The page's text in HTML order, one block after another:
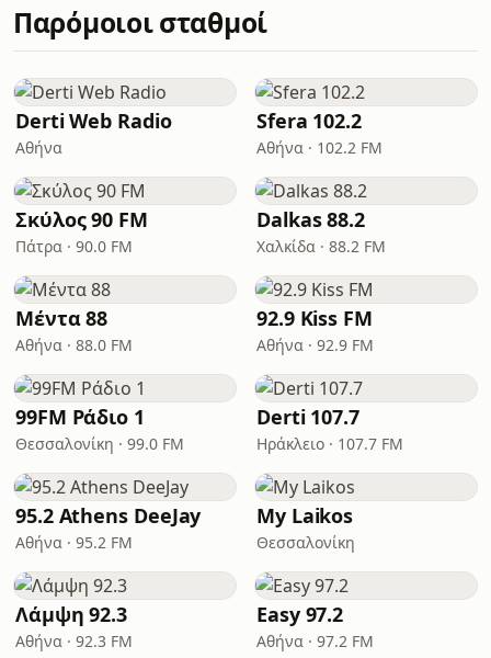
Παρόμοιοι σταθμοί
Derti Web Radio
Αθήνα
Sfera 102.2
Αθήνα · 102.2 FM
Σκύλος 90 FM
Πάτρα · 90.0 FM
Dalkas 88.2
Χαλκίδα · 88.2 FM
Μέντα 88
Αθήνα · 88.0 FM
92.9 Kiss FM
Αθήνα · 92.9 FM
99FM Ράδιο 1
Θεσσαλονίκη · 99.0 FM
Derti 107.7
Ηράκλειο · 107.7 FM
95.2 Athens DeeJay
Αθήνα · 95.2 FM
My Laikos
Θεσσαλονίκη
Λάμψη 92.3
Αθήνα · 92.3 FM
Easy 97.2
Αθήνα · 97.2 FM